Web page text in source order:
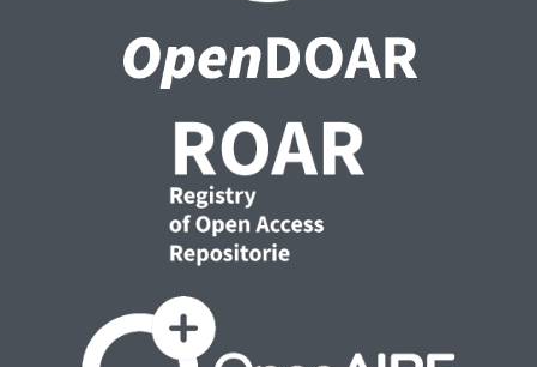
реалізації, долаючи недоліки та
обмеження існуючих методів захисту.
впровадження розробленого методу у
сучасні системи захисту інформації для
підвищення ефективності виявлення
безфайлових загроз на об’єктах
інформаційної діяльності, долаючи
недоліки існуючих методів виявлення
безфайлового шкідливого програмного
забезпечення.